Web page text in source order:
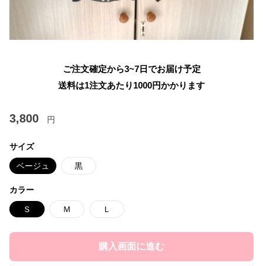
ご注文確定から3~7日でお届け予定
送料は1注文あたり 1000円かかります
3,800 円
サイズ
ベージュ 黒
カラー
Ｓ Ｍ Ｌ
購入画面に進む